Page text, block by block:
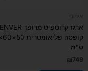
ס"מ
₪749